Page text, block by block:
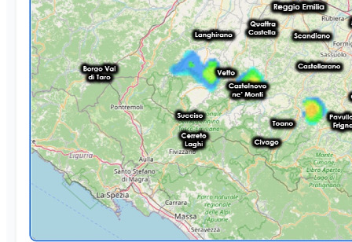
Termico: refrigerio in Collina e MontagnaIl rovesciamento
d&#039;aria fredda verso il basso ha ripulito l&#039;atmosfera su
tutta la fascia collinare e montana:Fascia pedemontana/ceramica:
nelle zone attualmente interessate dalla pioggia, tra Baiso,
Castellarano e Roteglia, i termometri hanno registrato una decisa
flessione, portandosi attorno ai 28°C e garantendo una prima e
consistente sferzata di sollievo dall&#039;afa.In Alta Montagna:
valori quasi autunnali nei settori che sono stati colpiti dai rovesci
nelle scorse ore: spicca il dato di Villa Minozzo, dove la colonnina
di mercurio è precipitosamente scesa a ben 18,9°C.🔮 Tendenza per
la fine del pomeriggioLa cella temporalesca è ormai nella sua fase di
maturo smorzamento e tendente all&#039;esaurimento. Nelle
prossime ore le precipitazioni sfileranno progressivamente verso la
media pianura modenese e il sassolese, lasciando spazio a un
graduale miglioramento sull&#039;Appennino reggiano. In Pianura
padana la spinta rinfrescante arriverà sotto forma di una ventilazione
più mite da sud-ovest, pur mantenendo temperature ben più elevate